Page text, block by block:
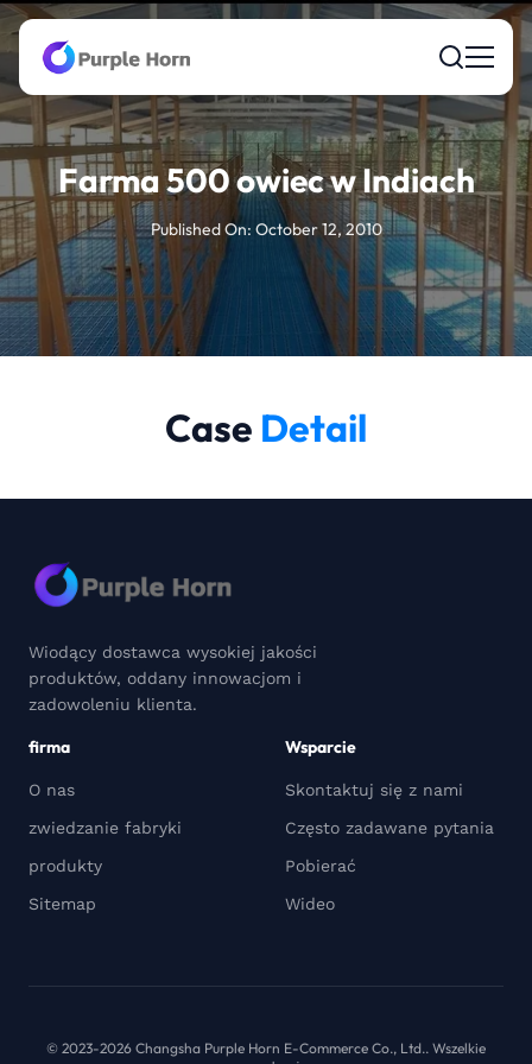
Farma 500 owiec w Indiach
Published On: October 12, 2010
Case Detail
Wiodący dostawca wysokiej jakości
produktów, oddany innowacjom i
zadowoleniu klienta.
firma
O nas
zwiedzanie fabryki
produkty
Sitemap
Wsparcie
Skontaktuj się z nami
Często zadawane pytania
Pobierać
Wideo
© 2023-2026 Changsha Purple Horn E-Commerce Co., Ltd.. Wszelkie